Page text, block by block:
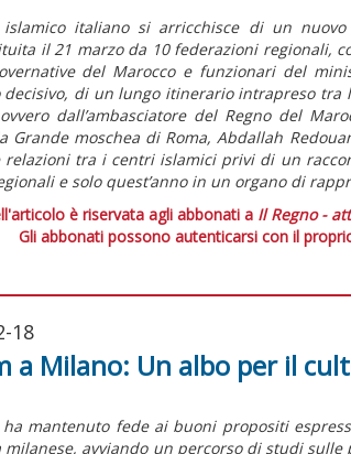
italiano si arricchisce di un nuovo
il 21 marzo da 10 federazioni regionali,
del Marocco e funzionari del
decisivo, di un lungo itinerario intrapreso tra
dall’ambasciatore del Regno del
Grande moschea di Roma, Abdallah
relazioni tra i centri islamici privi di un
e solo quest’anno in un organo di
è riservata agli abbonati a Il Regno -
Gli abbonati possono autenticarsi con il
18
a Milano: Un albo per il
ha mantenuto fede ai buoni propositi
avviando un percorso di studi